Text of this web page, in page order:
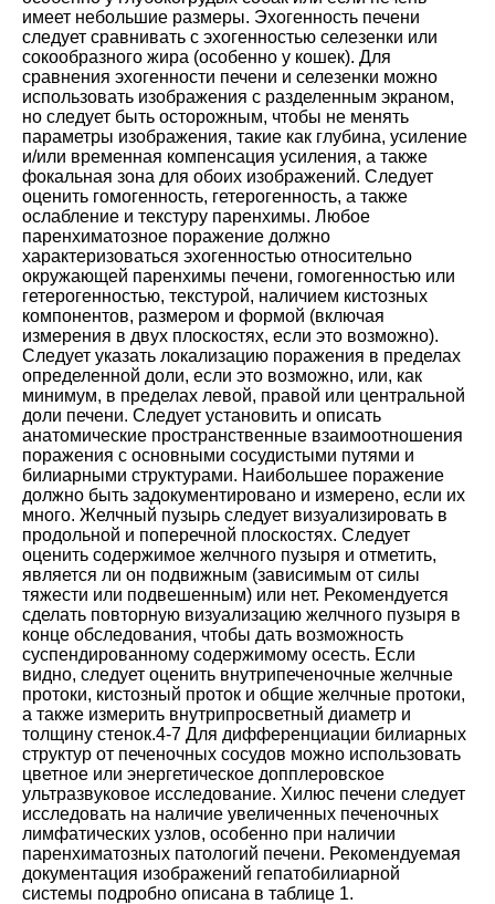
имеет небольшие размеры. Эхогенность печени
следует сравнивать с эхогенностью селезенки или
сокообразного жира (особенно у кошек). Для
сравнения эхогенности печени и селезенки можно
использовать изображения с разделенным экраном,
но следует быть осторожным, чтобы не менять
параметры изображения, такие как глубина, усиление
и/или временная компенсация усиления, а также
фокальная зона для обоих изображений. Следует
оценить гомогенность, гетерогенность, а также
ослабление и текстуру паренхимы. Любое
паренхиматозное поражение должно
характеризоваться эхогенностью относительно
окружающей паренхимы печени, гомогенностью или
гетерогенностью, текстурой, наличием кистозных
компонентов, размером и формой (включая
измерения в двух плоскостях, если это возможно).
Следует указать локализацию поражения в пределах
определенной доли, если это возможно, или, как
минимум, в пределах левой, правой или центральной
доли печени. Следует установить и описать
анатомические пространственные взаимоотношения
поражения с основными сосудистыми путями и
билиарными структурами. Наибольшее поражение
должно быть задокументировано и измерено, если их
много. Желчный пузырь следует визуализировать в
продольной и поперечной плоскостях. Следует
оценить содержимое желчного пузыря и отметить,
является ли он подвижным (зависимым от силы
тяжести или подвешенным) или нет. Рекомендуется
сделать повторную визуализацию желчного пузыря в
конце обследования, чтобы дать возможность
суспендированному содержимому осесть. Если
видно, следует оценить внутрипеченочные желчные
протоки, кистозный проток и общие желчные протоки,
а также измерить внутрипросветный диаметр и
толщину стенок.4-7 Для дифференциации билиарных
структур от печеночных сосудов можно использовать
цветное или энергетическое допплеровское
ультразвуковое исследование. Хилюс печени следует
исследовать на наличие увеличенных печеночных
лимфатических узлов, особенно при наличии
паренхиматозных патологий печени. Рекомендуемая
документация изображений гепатобилиарной
системы подробно описана в таблице 1.